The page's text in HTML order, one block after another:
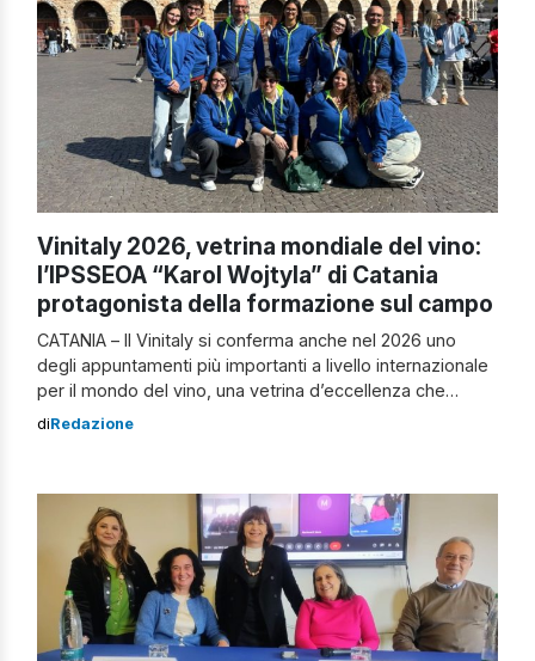
Vinitaly 2026, vetrina mondiale del vino:
l’IPSSEOA “Karol Wojtyla” di Catania
protagonista della formazione sul campo
CATANIA – Il Vinitaly si conferma anche nel 2026 uno
degli appuntamenti più importanti a livello internazionale
per il mondo del vino, una vetrina d’eccellenza che
unisce territori, tradizioni e innovazione. In questo
protagonista di un percorso formativo che porta gli
studenti […]
diRedazione